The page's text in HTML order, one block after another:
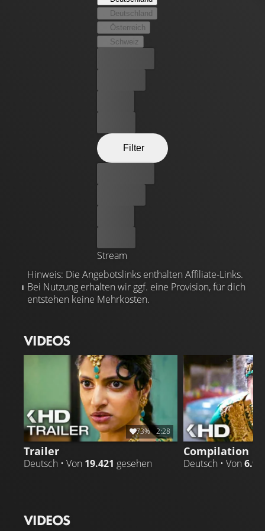
Freunde in Anspruch und plant einen waghalsigen
Überfall auf die Hochzeitsgesellschaft …
Deutschland
Österreich
Schweiz
Filter
Stream
Hinweis: Die Angebotslinks enthalten Affiliate-Links.
Bei Nutzung erhalten wir ggf. eine Provision, für dich
entstehen keine Mehrkosten.
VIDEOS
73% 2:28
Trailer
Deutsch • Von 19.421 gesehen
Compilation
Deutsch • Von
VIDEOS